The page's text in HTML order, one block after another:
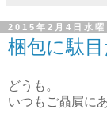
2015年2月4日水曜
梱包に駄
どうも。
いつもご贔屓に